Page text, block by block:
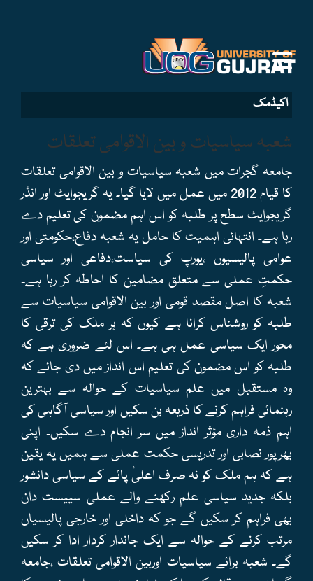
اکیڈمک
شعبہ سیاسیات و بین الاقوامی تعلقات
جامعہ گجرات میں شعبہ سیاسیات و بین الاقوامی تعلقات
کا قیام 2012 میں عمل میں لایا گیا۔ یہ گریجوایٹ اور انڈر
گریجوایٹ سطح پر طلبہ کو اس اہم مضمون کی تعلیم دے
رہا ہے۔ انتہائی اہمیت کا حامل یہ شعبہ دفاع،حکومتی اور
عوامی پالیسیوں ،یورپ کی سیاست،دفاعی اور سیاسی
حکمتِ عملی سے متعلق مضامین کا احاطہ کر رہا ہے۔
شعبہ کا اصل مقصد قومی اور بین الاقوامی سیاسیات سے
طلبہ کو روشناس کرانا ہے کیوں کہ ہر ملک کی ترقی کا
محور ایک سیاسی عمل ہی ہے۔ اس لئے ضروری ہے کہ
طلبہ کو اس مضمون کی تعلیم اس انداز میں دی جائے کہ
وہ مستقبل میں علم سیاسیات کے حوالہ سے بہترین
رہنمائی فراہم کرنے کا ذریعہ بن سکیں اور سیاسی آگاہی کی
اہم ذمہ داری مؤثر انداز میں سر انجام دے سکیں۔ اپنی
بھرپور نصابی اور تدریسی حکمت عملی سے ہمیں یہ یقین
ہے کہ ہم ملک کو نہ صرف اعلیٰ پائے کے سیاسی دانشور
بلکہ جدید سیاسی علم رکھنے والے عملی سییست دان
بھی فراہم کر سکیں گے جو کہ داخلی اور خارجی پالیسیاں
مرتب کرنے کے حوالہ سے ایک جاندار کردار ادا کر سکیں
گے۔ شعبہ برائے سیاسیات اوربین الاقوامی تعلقات ،جامعہ